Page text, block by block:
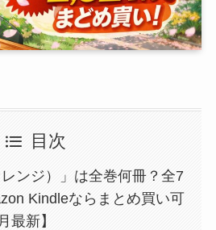
目次
レンジ）」は全巻何冊？全7
Kindleならまとめ買い可
最新】